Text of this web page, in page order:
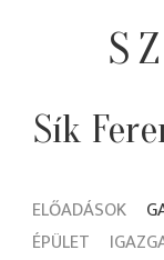
Sík
ELŐADÁSOK
ÉPÜLET